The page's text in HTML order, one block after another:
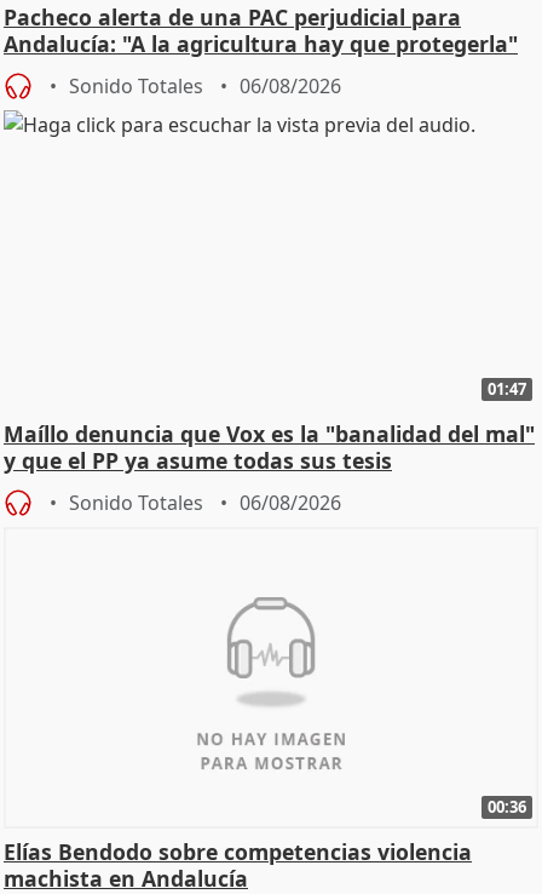
Pacheco alerta de una PAC perjudicial para
Andalucía: "A la agricultura hay que protegerla"
Sonido Totales 06/08/2026
01:47
Maíllo denuncia que Vox es la "banalidad del mal"
y que el PP ya asume todas sus tesis
Sonido Totales 06/08/2026
00:36
Elías Bendodo sobre competencias violencia
machista en Andalucía